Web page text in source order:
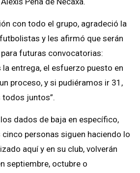
con todo el grupo, agradeció la
y les afirmó que serán
futuras convocatorias:
entrega, el esfuerzo puesto en
proceso, y si pudiéramos ir 31,
juntos”.
dados de baja en específico,
cinco personas siguen haciendo lo
aquí y en su club, volverán
septiembre, octubre o